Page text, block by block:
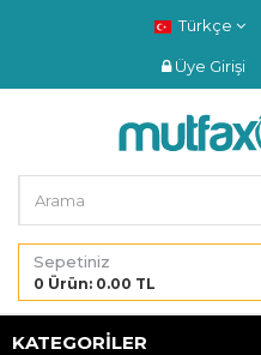
Türkçe
Üye Girişi
Sepetiniz
0 Ürün: 0.00 TL
KATEGORILER